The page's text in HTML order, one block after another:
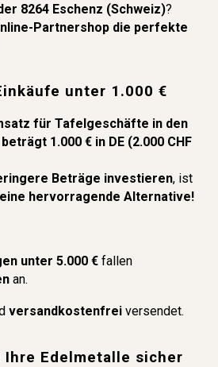
8264 Eschenz (Schweiz)?
Partnershop die perfekte
unter 1.000 €
für Tafelgeschäfte in den
1.000 € in DE (2.000 CHF
Beträge investieren, ist
hervorragende Alternative!
unter 5.000 € fallen
an.
versandkostenfreiversendet.
Ihre Edelmetalle sicher